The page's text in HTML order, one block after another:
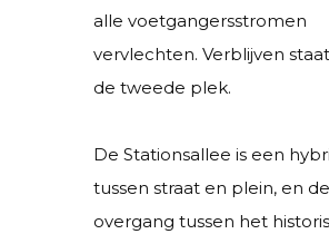
alle voetgangersstromen
vervlechten. Verblijven
de tweede plek.
De Stationsallee is een
tussen straat en plein, en de
overgang tussen het